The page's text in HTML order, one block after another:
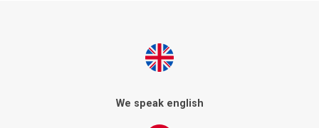
We speak english